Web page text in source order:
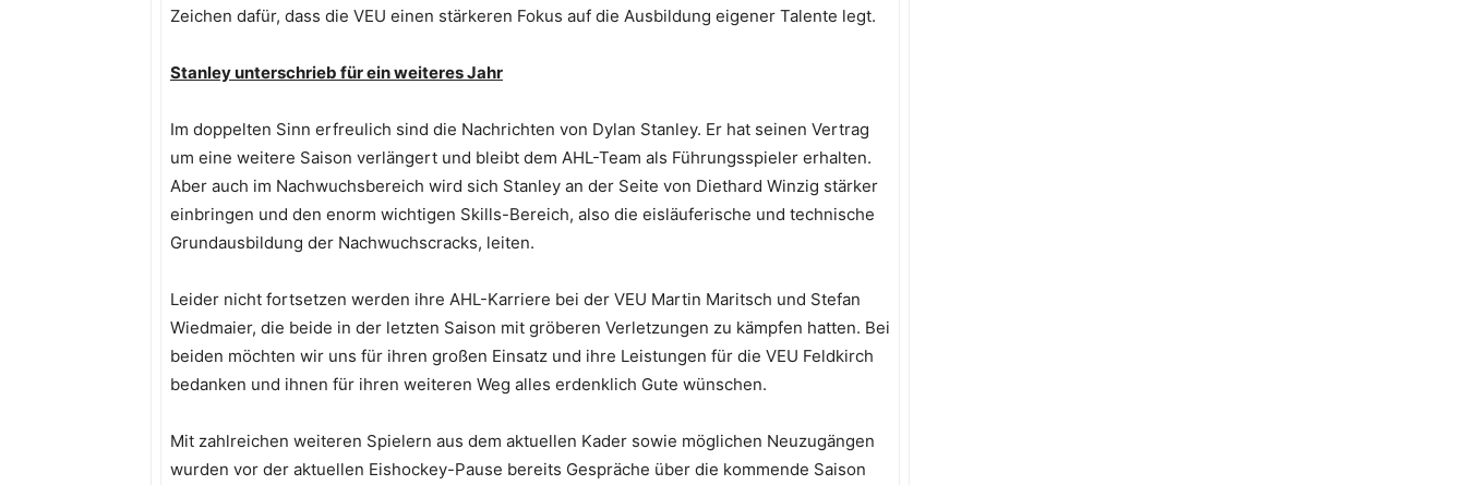
Zeichen dafür, dass die VEU einen stärkeren Fokus auf die Ausbildung eigener Talente legt.
Stanley unterschrieb für ein weiteres Jahr
Im doppelten Sinn erfreulich sind die Nachrichten von Dylan Stanley. Er hat seinen Vertrag
um eine weitere Saison verlängert und bleibt dem AHL-Team als Führungsspieler erhalten.
Aber auch im Nachwuchsbereich wird sich Stanley an der Seite von Diethard Winzig stärker
einbringen und den enorm wichtigen Skills-Bereich, also die eisläuferische und technische
Grundausbildung der Nachwuchscracks, leiten.
Leider nicht fortsetzen werden ihre AHL-Karriere bei der VEU Martin Maritsch und Stefan
Wiedmaier, die beide in der letzten Saison mit gröberen Verletzungen zu kämpfen hatten. Bei
beiden möchten wir uns für ihren großen Einsatz und ihre Leistungen für die VEU Feldkirch
bedanken und ihnen für ihren weiteren Weg alles erdenklich Gute wünschen.
Mit zahlreichen weiteren Spielern aus dem aktuellen Kader sowie möglichen Neuzugängen
wurden vor der aktuellen Eishockey-Pause bereits Gespräche über die kommende Saison